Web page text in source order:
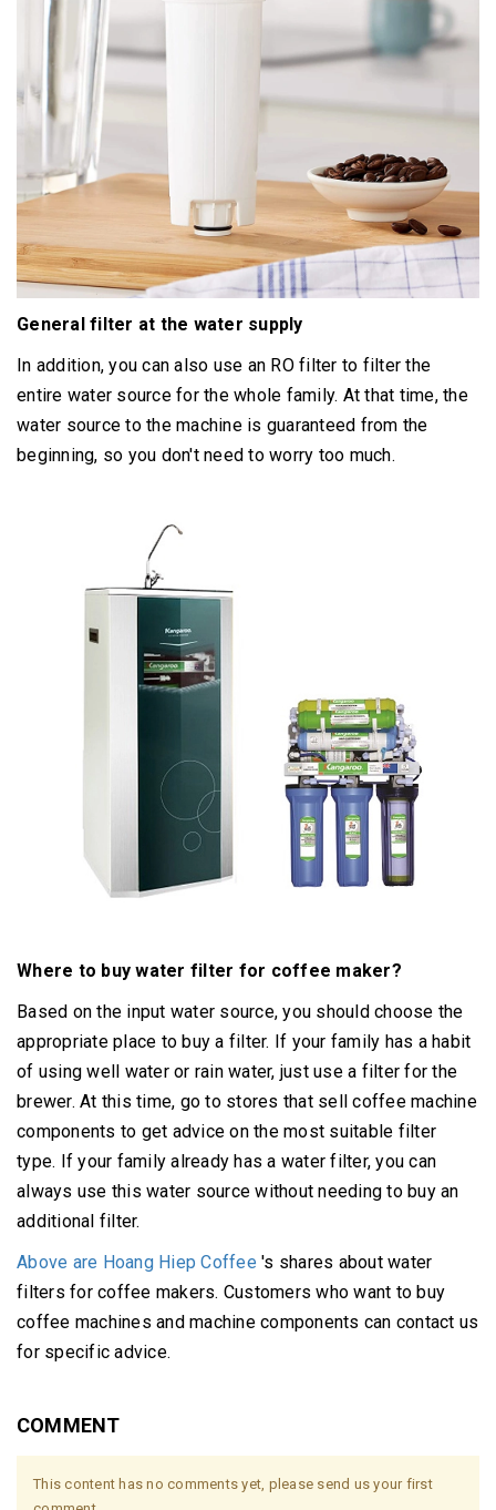
General filter at the water supply
In addition, you can also use an RO filter to filter the
entire water source for the whole family. At that time, the
water source to the machine is guaranteed from the
beginning, so you don't need to worry too much.
Where to buy water filter for coffee maker?
Based on the input water source, you should choose the
appropriate place to buy a filter. If your family has a habit
of using well water or rain water, just use a filter for the
brewer. At this time, go to stores that sell coffee machine
components to get advice on the most suitable filter
type. If your family already has a water filter, you can
always use this water source without needing to buy an
additional filter.
Above are Hoang Hiep Coffee 's shares about water
filters for coffee makers. Customers who want to buy
coffee machines and machine components can contact us
for specific advice.
COMMENT
This content has no comments yet, please send us your first